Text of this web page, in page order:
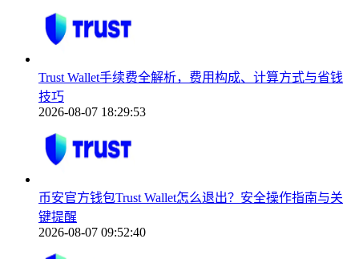
Trust Wallet手续费全解析，费用构成、计算方式与省钱
技巧
2026-08-07 18:29:53
币安官方钱包Trust Wallet怎么退出？安全操作指南与关
键提醒
2026-08-07 09:52:40